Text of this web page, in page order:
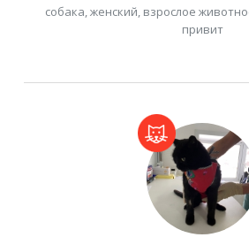
собака, женский, взрослое
привит